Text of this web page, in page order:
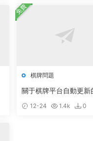
棋牌問題
關于棋牌平台自動更新
12-24 1.4k 0
免費